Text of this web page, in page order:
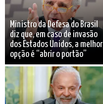
Ministro da Defesa do Brasil
diz que, em caso de invasão
dos Estados Unidos, a melhor
opção é “abrir o portão”